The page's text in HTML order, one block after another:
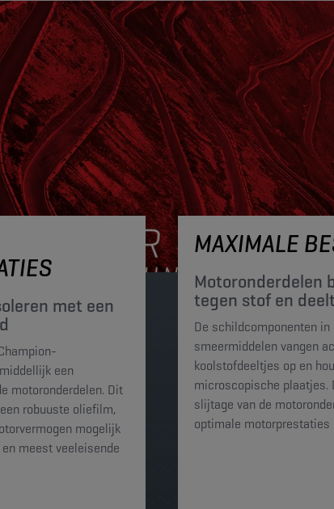
met een
een
motoronderdelen. Dit
robuuste oliefilm,
mogelijk
meest veeleisende
MAXIMALE
Motoronderdelen
tegen stof en
De schildcomponenten in
smeermiddelen vangen
koolstofdeeltjes op en
microscopische plaatjes.
slijtage van de
optimale motorprestaties